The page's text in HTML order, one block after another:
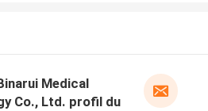
Medical
Co., Ltd. profil du